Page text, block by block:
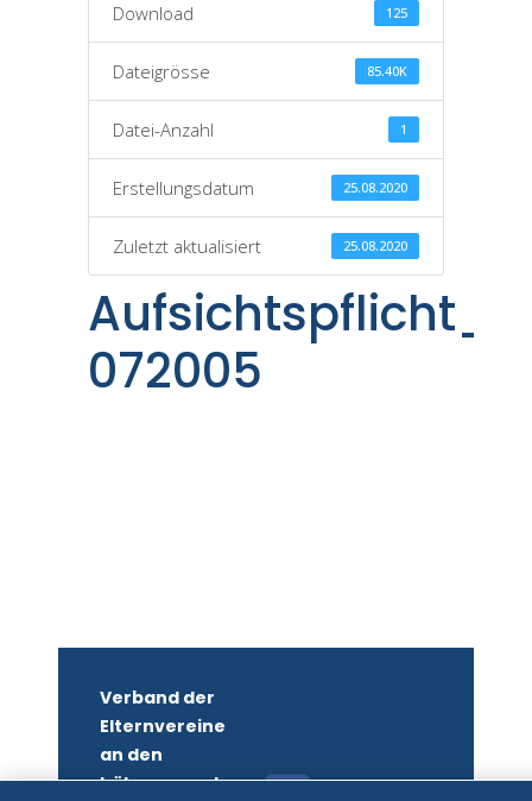
Download 125
Dateigrösse 85.40K
Datei-Anzahl 1
Erstellungsdatum 25.08.2020
Zuletzt aktualisiert 25.08.2020
072005
Verband der
Elternvereine
an den
höheren und